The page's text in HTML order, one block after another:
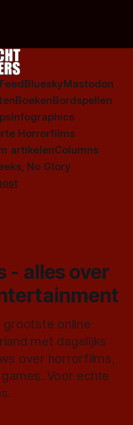
BlueskyMastodon
BoekenBordspellen
Infographics
Horrorfilms
artikelenColumns
No Glory
- alles over
grootste online
met dagelijks
over horrorfilms,
Voor echte